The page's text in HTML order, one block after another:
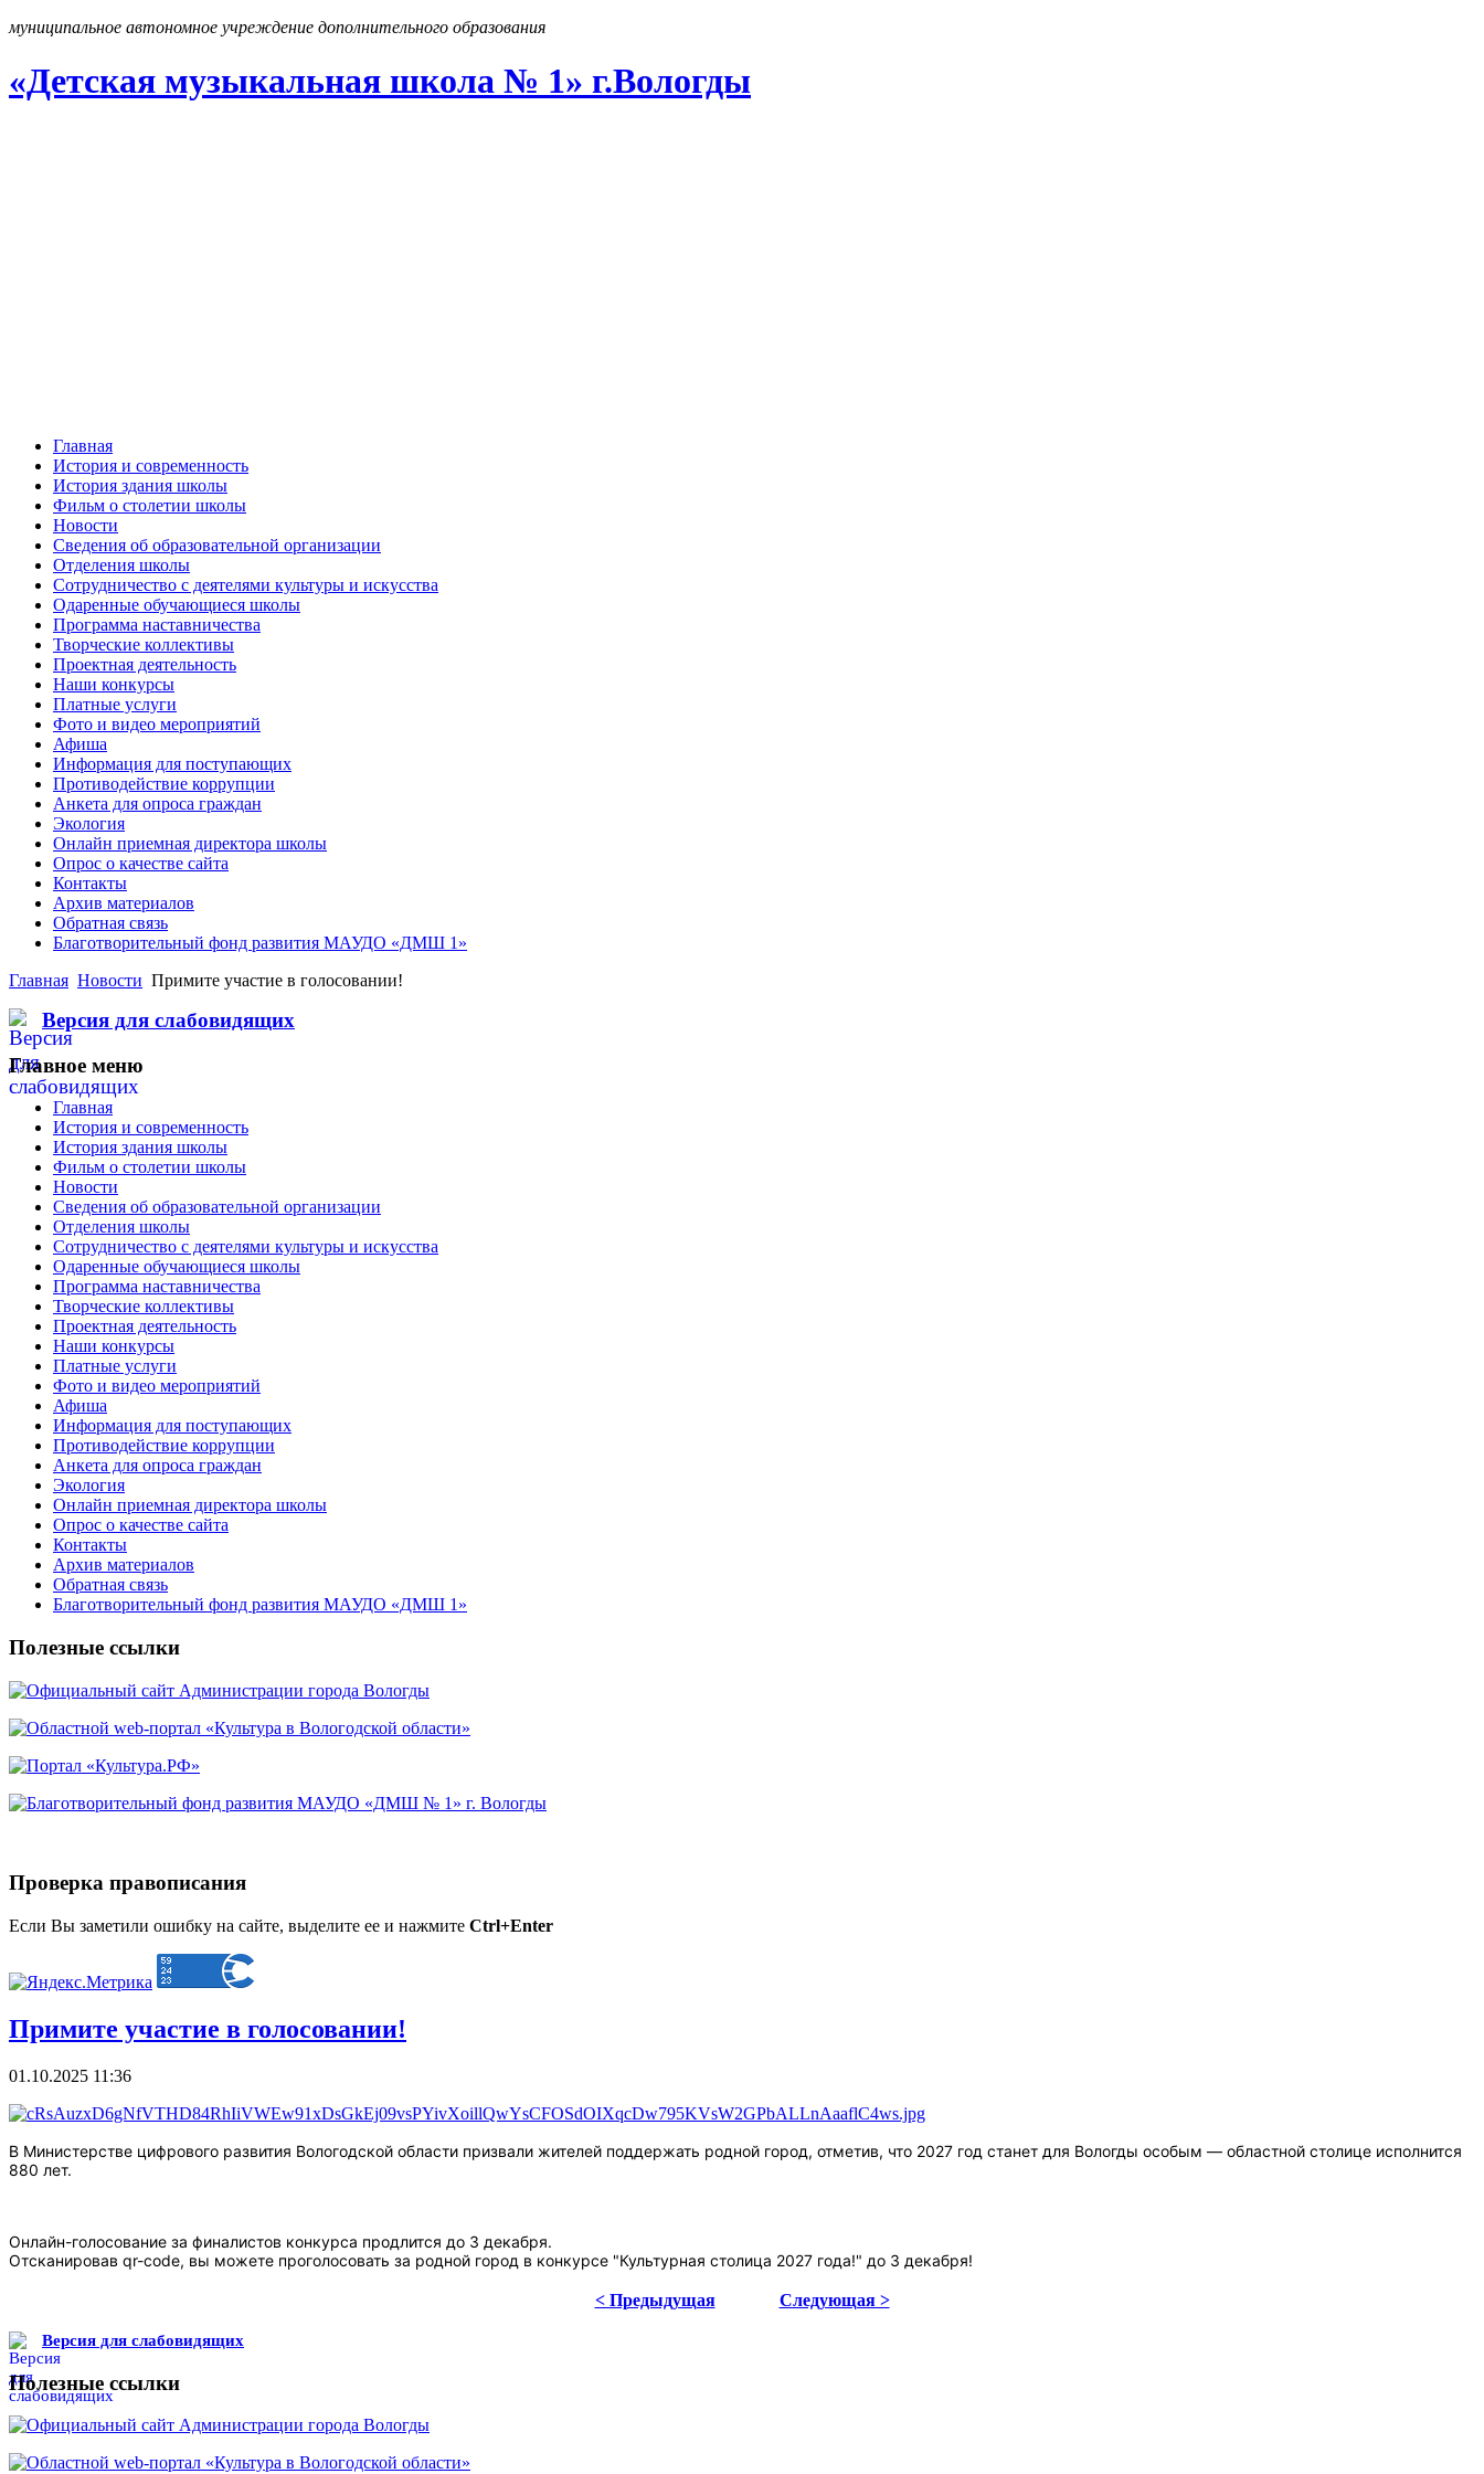
муниципальное автономное учреждение дополнительного образования
«Детская музыкальная школа № 1» г.Вологды
Главная
История и современность
История здания школы
Фильм о столетии школы
Новости
Сведения об образовательной организации
Отделения школы
Сотрудничество с деятелями культуры и искусства
Одаренные обучающиеся школы
Программа наставничества
Творческие коллективы
Проектная деятельность
Наши конкурсы
Платные услуги
Фото и видео мероприятий
Афиша
Информация для поступающих
Противодействие коррупции
Анкета для опроса граждан
Экология
Онлайн приемная директора школы
Опрос о качестве сайта
Контакты
Архив материалов
Обратная связь
Благотворительный фонд развития МАУДО «ДМШ 1»
Главная Новости Примите участие в голосовании!
Версия для слабовидящих
Главное меню
Главная
История и современность
История здания школы
Фильм о столетии школы
Новости
Сведения об образовательной организации
Отделения школы
Сотрудничество с деятелями культуры и искусства
Одаренные обучающиеся школы
Программа наставничества
Творческие коллективы
Проектная деятельность
Наши конкурсы
Платные услуги
Фото и видео мероприятий
Афиша
Информация для поступающих
Противодействие коррупции
Анкета для опроса граждан
Экология
Онлайн приемная директора школы
Опрос о качестве сайта
Контакты
Архив материалов
Обратная связь
Благотворительный фонд развития МАУДО «ДМШ 1»
Полезные ссылки
Проверка правописания
Если Вы заметили ошибку на сайте, выделите ее и нажмите Ctrl+Enter
Примите участие в голосовании!
01.10.2025 11:36
В Министерстве цифрового развития Вологодской области призвали жителей поддержать родной город, отметив, что 2027 год станет для Вологды особым — областной столице исполнится
880 лет.
Онлайн-голосование за финалистов конкурса продлится до 3 декабря.
Отсканировав qr-code, вы можете проголосовать за родной город в конкурсе "Культурная столица 2027 года!" до 3 декабря!
< Предыдущая Следующая >
Версия для слабовидящих
Полезные ссылки